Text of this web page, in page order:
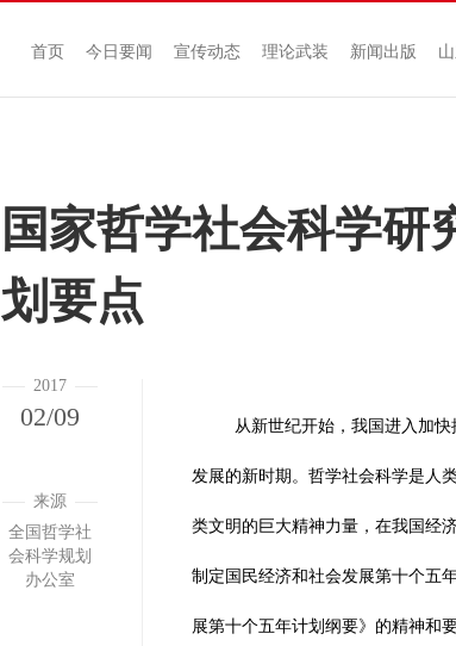
首页 今日要闻 宣传动态 理论武装 新闻出版
国家哲学社会科学研
划要点
2017
02/09
来源
全国哲学社
会科学规划
办公室
从新世纪开始，我国进入加
发展的新时期。哲学社会科学是人
类文明的巨大精神力量，在我国经
制定国民经济和社会发展第十个五
展第十个五年计划纲要》的精神和